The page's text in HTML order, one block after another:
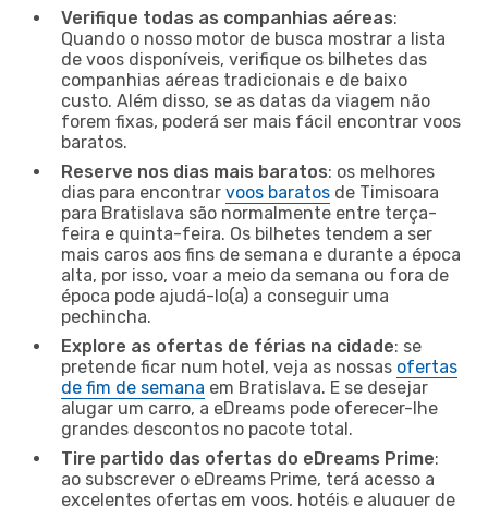
Verifique todas as companhias aéreas:
Quando o nosso motor de busca mostrar a lista
de voos disponíveis, verifique os bilhetes das
companhias aéreas tradicionais e de baixo
custo. Além disso, se as datas da viagem não
forem fixas, poderá ser mais fácil encontrar voos
baratos.
Reserve nos dias mais baratos: os melhores
dias para encontrar voos baratos de Timisoara
para Bratislava são normalmente entre terça-
feira e quinta-feira. Os bilhetes tendem a ser
mais caros aos fins de semana e durante a época
alta, por isso, voar a meio da semana ou fora de
época pode ajudá-lo(a) a conseguir uma
pechincha.
Explore as ofertas de férias na cidade: se
pretende ficar num hotel, veja as nossas ofertas
de fim de semana em Bratislava. E se desejar
alugar um carro, a eDreams pode oferecer-lhe
grandes descontos no pacote total.
Tire partido das ofertas do eDreams Prime:
ao subscrever o eDreams Prime, terá acesso a
excelentes ofertas em voos, hotéis e aluguer de